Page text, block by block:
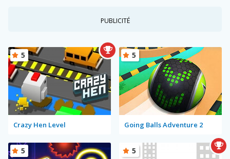
PUBLICITÉ
Crazy Hen Level
5
Going Balls Adventure 2
5
5 5